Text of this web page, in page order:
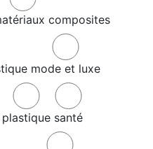
composites
mode et luxe
plastique santé